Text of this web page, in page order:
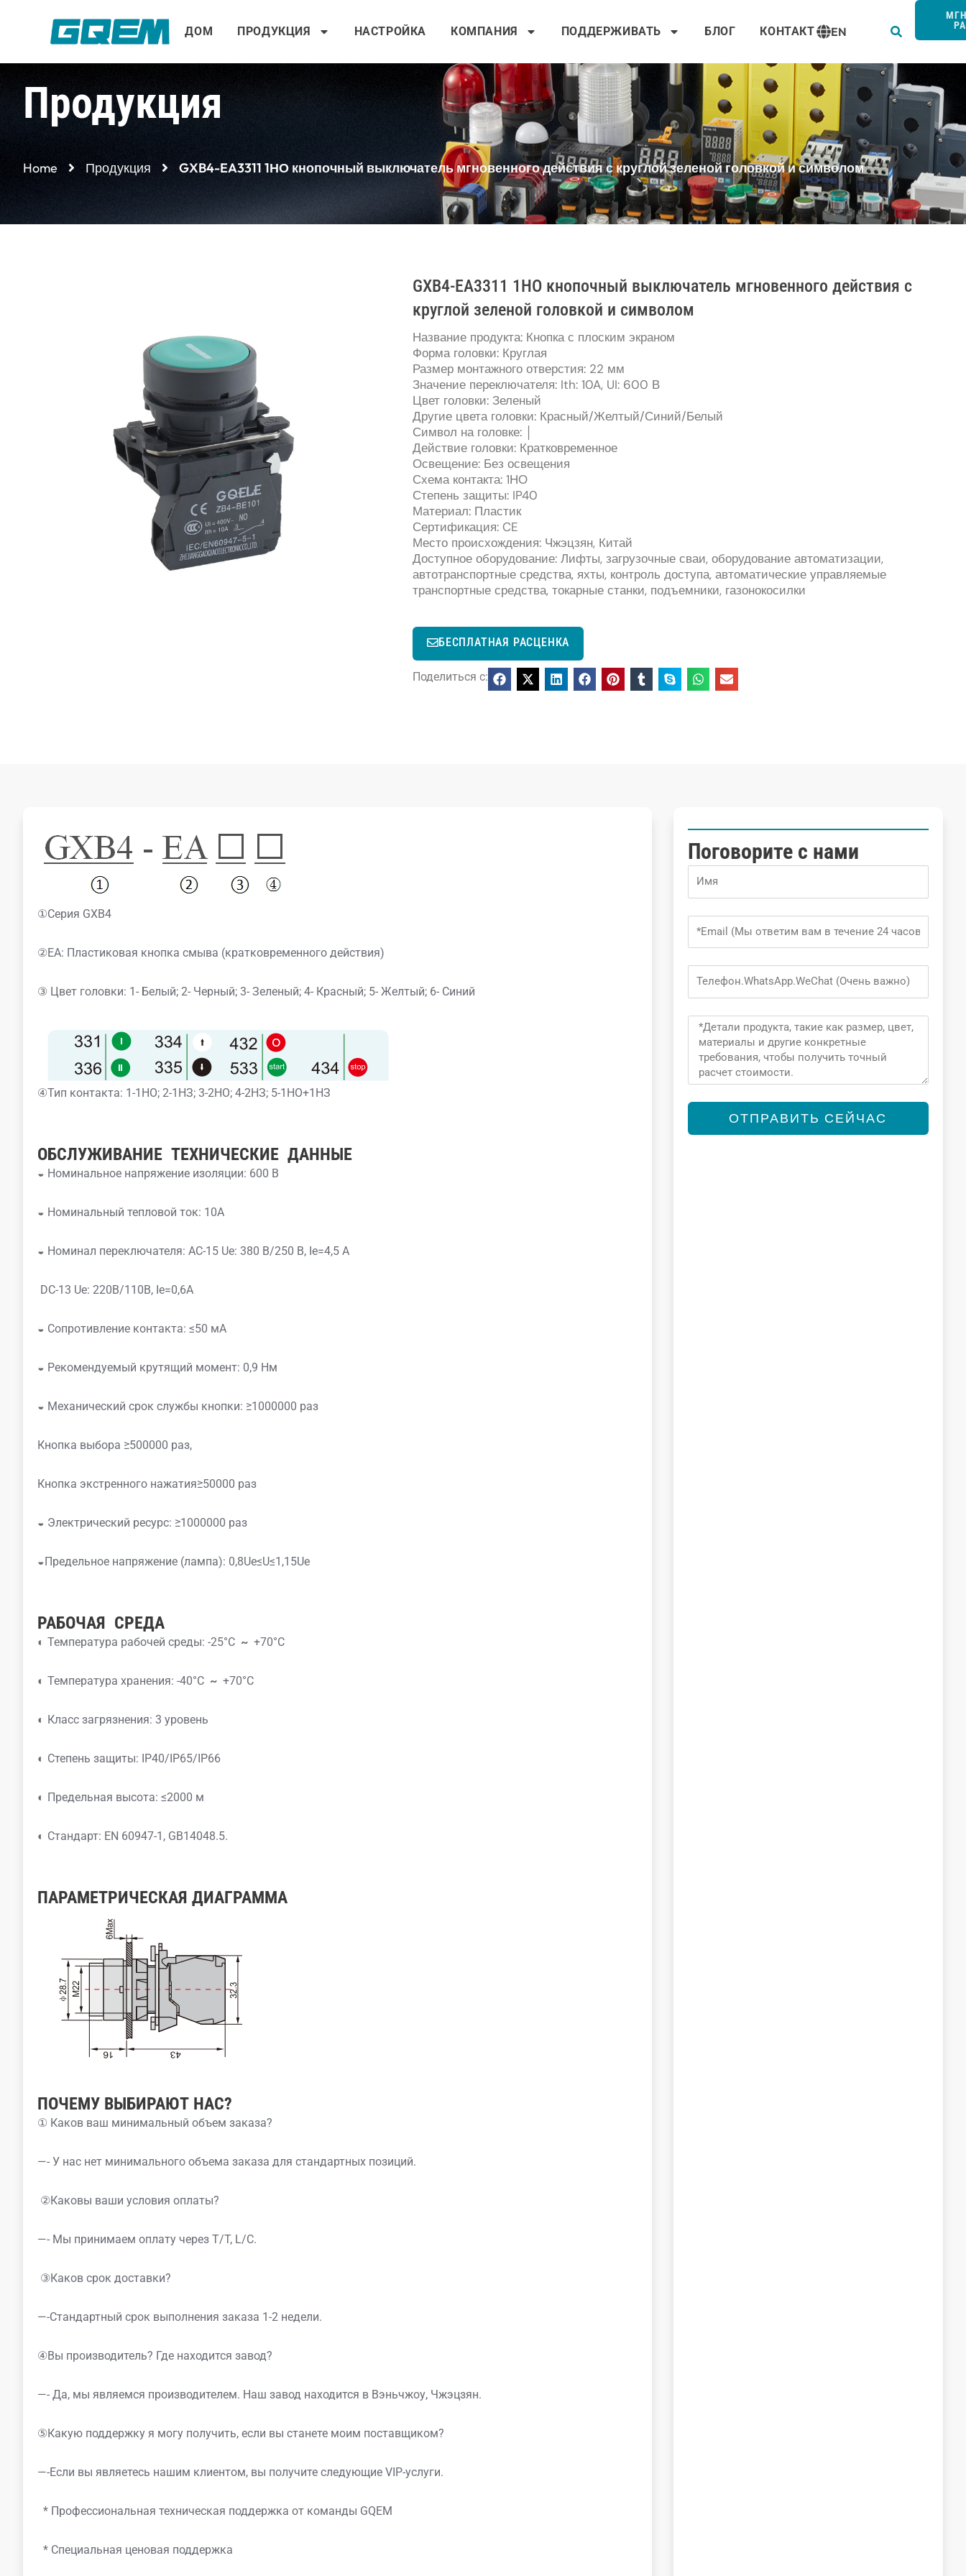
содержимому
ДОМ ПРОДУКЦИЯ НАСТРОЙКА КОМПАНИЯ ПОДДЕРЖИВАТЬ БЛОГ КОНТАКТ EN
Продукция
Home Продукция GXB4-EA3311 1НО кнопочный выключатель мгновенного действия с круглой зеленой головкой и символом
GXB4-EA3311 1НО кнопочный выключатель мгновенного действия с
круглой зеленой головкой и символом
Название продукта: Кнопка с плоским экраном
Форма головки: Круглая
Размер монтажного отверстия: 22 мм
Значение переключателя: Ith: 10A, UI: 600 В
Цвет головки: Зеленый
Другие цвета головки: Красный/Желтый/Синий/Белый
Символ на головке: │
Действие головки: Кратковременное
Освещение: Без освещения
Схема контакта: 1НО
Степень защиты: IP40
Материал: Пластик
Сертификация: CE
Место происхождения: Чжэцзян, Китай
Доступное оборудование: Лифты, загрузочные сваи, оборудование автоматизации,
автотранспортные средства, яхты, контроль доступа, автоматические управляемые
транспортные средства, токарные станки, подъемники, газонокосилки
БЕСПЛАТНАЯ РАСЦЕНКА
Поделиться с:
①Серия GXB4
②EA: Пластиковая кнопка смыва (кратковременного действия)
③ Цвет головки: 1- Белый; 2- Черный; 3- Зеленый; 4- Красный; 5- Желтый; 6- Синий
④Тип контакта: 1-1НО; 2-1НЗ; 3-2НО; 4-2НЗ; 5-1НО+1НЗ
ОБСЛУЖИВАНИЕ ТЕХНИЧЕСКИЕ ДАННЫЕ
◒ Номинальное напряжение изоляции: 600 В
◒ Номинальный тепловой ток: 10А
◒ Номинал переключателя: AC-15 Ue: 380 В/250 В, Ie=4,5 А
DC-13 Ue: 220В/110В, Ie=0,6A
◒ Сопротивление контакта: ≤50 мА
◒ Рекомендуемый крутящий момент: 0,9 Нм
◒ Механический срок службы кнопки: ≥1000000 раз
Кнопка выбора ≥500000 раз,
Кнопка экстренного нажатия≥50000 раз
◒ Электрический ресурс: ≥1000000 раз
◒Предельное напряжение (лампа): 0,8Ue≤U≤1,15Ue
РАБОЧАЯ СРЕДА
◐ Температура рабочей среды: -25°C ~ +70°C
◐ Температура хранения: -40°C ~ +70°C
◐ Класс загрязнения: 3 уровень
◐ Степень защиты: IP40/IP65/IP66
◐ Предельная высота: ≤2000 м
◐ Стандарт: EN 60947-1, GB14048.5.
ПАРАМЕТРИЧЕСКАЯ ДИАГРАММА
ПОЧЕМУ ВЫБИРАЮТ НАС?
① Каков ваш минимальный объем заказа?
—- У нас нет минимального объема заказа для стандартных позиций.
②Каковы ваши условия оплаты?
—- Мы принимаем оплату через T/T, L/C.
③Каков срок доставки?
—-Стандартный срок выполнения заказа 1-2 недели.
④Вы производитель? Где находится завод?
—- Да, мы являемся производителем. Наш завод находится в Вэньчжоу, Чжэцзян.
⑤Какую поддержку я могу получить, если вы станете моим поставщиком?
—-Если вы являетесь нашим клиентом, вы получите следующие VIP-услуги.
* Профессиональная техническая поддержка от команды GQEM
* Специальная ценовая поддержка
Поговорите с нами
Name
Phone
Message
ОТПРАВИТЬ СЕЙЧАС